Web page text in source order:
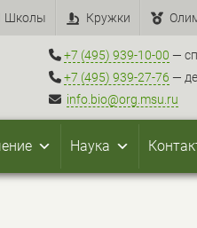
Школы Кружки
+7 (495) 939-10-00 —
+7 (495) 939-27-76 —
info.bio@org.msu.ru
Наука